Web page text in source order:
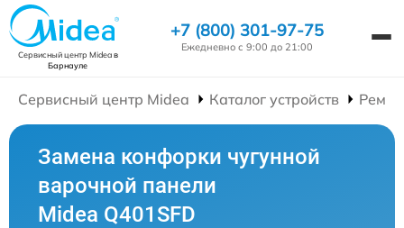
Сервисный центр Mideaв
Барнауле
+7 (800) 301-97-75
Ежедневно с 9:00 до 21:00
Сервисный центр Midea Каталог устройств
Замена конфорки чугунной
варочной панели
Midea Q401SFD